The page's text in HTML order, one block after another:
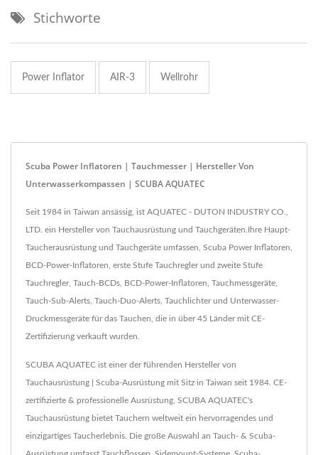
Stichworte
Power Inflator AIR-3 Wellrohr
Scuba Power Inflatoren | Tauchmesser | Hersteller Von
Unterwasserkompassen | SCUBA AQUATEC
Seit 1984 in Taiwan ansässig, ist AQUATEC - DUTON INDUSTRY CO.,
LTD. ein Hersteller von Tauchausrüstung und Tauchgeräten.Ihre Haupt-
Taucherausrüstung und Tauchgeräte umfassen, Scuba Power Inflatoren,
BCD-Power-Inflatoren, erste Stufe Tauchregler und zweite Stufe
Tauchregler, Tauch-BCDs, BCD-Power-Inflatoren, Tauchmessgeräte,
Tauch-Sub-Alerts, Tauch-Duo-Alerts, Tauchlichter und Unterwasser-
Druckmessgeräte für das Tauchen, die in über 45 Länder mit CE-
Zertifizierung verkauft wurden.
SCUBA AQUATEC ist einer der führenden Hersteller von
Tauchausrüstung | Scuba-Ausrüstung mit Sitz in Taiwan seit 1984. CE-
zertifizierte & professionelle Ausrüstung, SCUBA AQUATEC's
Tauchausrüstung bietet Tauchern weltweit ein hervorragendes und
einzigartiges Taucherlebnis. Die große Auswahl an Tauch- & Scuba-